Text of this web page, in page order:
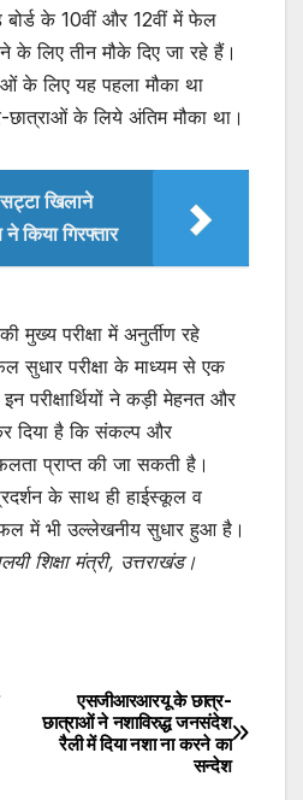
बोर्ड के 10वीं और 12वीं में फेल
के लिए तीन मौके दिए जा रहे हैं।
के लिए यह पहला मौका था
के लिये अंतिम मौका था।
खिलाने
किया गिरफ्तार
मुख्य परीक्षा में अनुर्तीण रहे
सुधार परीक्षा के माध्यम से एक
परीक्षार्थियों ने कड़ी मेहनत और
दिया है कि संकल्प और
प्राप्त की जा सकती है।
के साथ ही हाईस्कूल व
में भी उल्लेखनीय सुधार हुआ है।
शिक्षा मंत्री, उत्तराखंड।
एसजीआरआरयू के छात्र-
छात्राओं ने नशाविरुद्ध जनसंदेश
रैली में दिया नशा ना करने का
सन्देश